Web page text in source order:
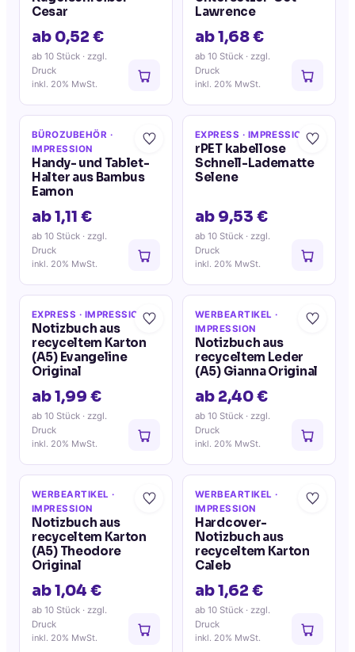
Cesar
ab 0,52 €
ab 10 Stück · zzgl.
Druck
inkl. 20% MwSt.
Lawrence
ab 1,68 €
ab 10 Stück · zzgl.
Druck
inkl. 20% MwSt.
BÜROZUBEHÖR ·
IMPRESSION
Handy- und Tablet-
Halter aus Bambus
Eamon
ab 1,11 €
ab 10 Stück · zzgl.
Druck
inkl. 20% MwSt.
EXPRESS · IMPRESSION
rPET kabellose
Schnell-Ladematte
Selene
ab 9,53 €
ab 10 Stück · zzgl.
Druck
inkl. 20% MwSt.
EXPRESS · IMPRESSION
Notizbuch aus
recyceltem Karton
(A5) Evangeline
Original
ab 1,99 €
ab 10 Stück · zzgl.
Druck
inkl. 20% MwSt.
WERBEARTIKEL ·
IMPRESSION
Notizbuch aus
recyceltem Leder
(A5) Gianna Original
ab 2,40 €
ab 10 Stück · zzgl.
Druck
inkl. 20% MwSt.
WERBEARTIKEL ·
IMPRESSION
Notizbuch aus
recyceltem Karton
(A5) Theodore
Original
ab 1,04 €
ab 10 Stück · zzgl.
Druck
inkl. 20% MwSt.
WERBEARTIKEL ·
IMPRESSION
Hardcover-
Notizbuch aus
recyceltem Karton
Caleb
ab 1,62 €
ab 10 Stück · zzgl.
Druck
inkl. 20% MwSt.